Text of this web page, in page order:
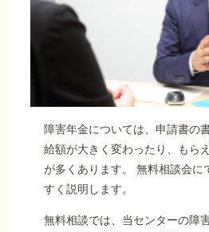
障害年金については、申請書の
給額が大きく変わったり、もら
が多くあります。 無料相談会に
すく説明します。
無料相談では、当センターの障